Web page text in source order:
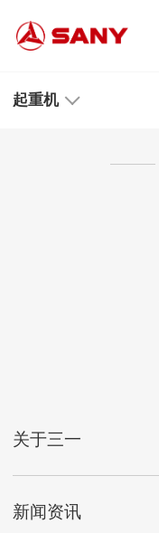
起重机
关于三一
新闻资讯